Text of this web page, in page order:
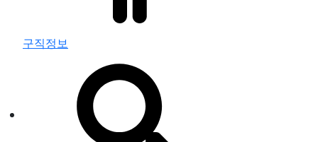
구직정보